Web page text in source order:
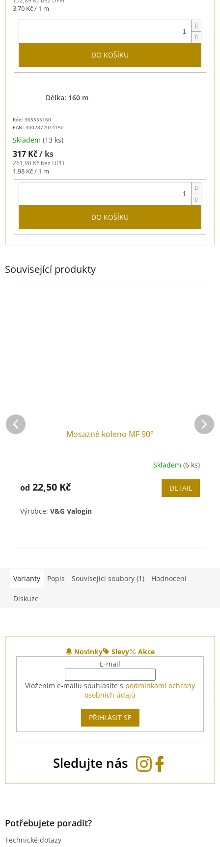
Měrná
cena:
3,70 Kč / 1 m
DO KOŠÍKU
Kód: 365555160
EAN: 4002872014150
Délka: 160 m
Skladem (13 ks)
317 Kč/ ks
261,98 Kč bez DPH
Měrná
cena:
1,98 Kč / 1 m
DO KOŠÍKU
Související produkty
Mosazné koleno MF 90°
produktu
z
Skladem(6 ks)
od 22,50 Kč DETAIL
Výrobce: V&G Valogin
Varianty Popis Související soubory (1) Hodnocení
Diskuze
Novinky Slevy
Akce
E-mail
Vložením e-mailu souhlasíte s podmínkami ochrany
osobních údajů
PŘIHLÁSIT SE
Sledujte nás
Potřebujete poradit?
Technické dotazy